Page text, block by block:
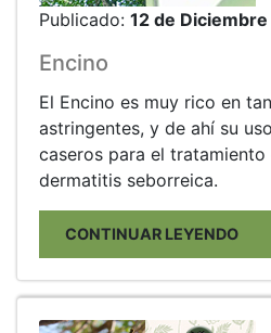
Publicado: 12 de
Encino
El Encino es muy rico en
astringentes, y de ahí su
caseros para el
dermatitis seborreica.
CONTINUAR LEYENDO